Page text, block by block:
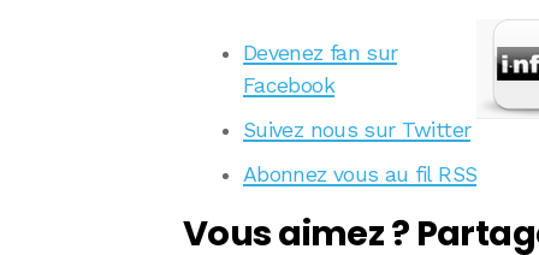
Devenez fan sur
Facebook
Suivez nous sur Twitter
Abonnez vous au fil RSS
Vous aimez ?